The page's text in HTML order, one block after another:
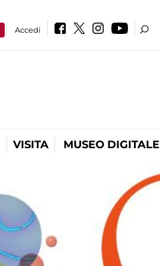
Accedi
VISITA MUSEO DIGITALE